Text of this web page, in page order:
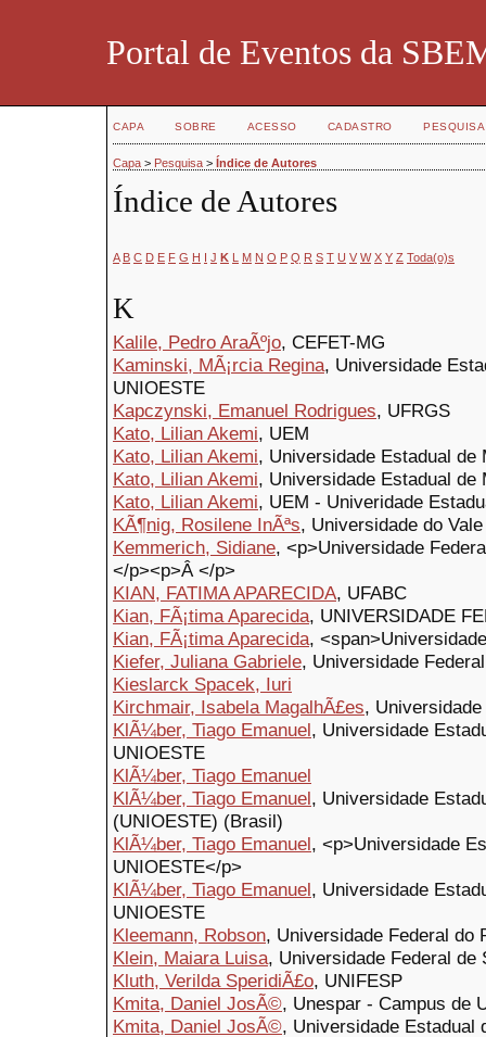
Portal de Eventos da
CAPA SOBRE ACESSO CADASTRO PESQUISA
Capa > Pesquisa > Índice de Autores
Índice de Autores
A B C D E F G H I J K L M N O P Q R S T U V W X Y Z Toda(o)s
K
Kalile, Pedro AraÃºjo, CEFET-MG
Kaminski, MÃ¡rcia Regina, Universidade
UNIOESTE
Kapczynski, Emanuel Rodrigues, UFRGS
Kato, Lilian Akemi, UEM
Kato, Lilian Akemi, Universidade Estadual de
Kato, Lilian Akemi, Universidade Estadual de
Kato, Lilian Akemi, UEM - Univeridade
KÃ¶nig, Rosilene InÃªs, Universidade do
Kemmerich, Sidiane, <p>Universidade
</p><p>Â </p>
KIAN, FATIMA APARECIDA, UFABC
Kian, FÃ¡tima Aparecida, UNIVERSIDADE
Kian, FÃ¡tima Aparecida,
Kiefer, Juliana Gabriele, Universidade
Kieslarck Spacek, Iuri
Kirchmair, Isabela MagalhÃ£es,
KlÃ¼ber, Tiago Emanuel, Universidade
UNIOESTE
KlÃ¼ber, Tiago Emanuel
KlÃ¼ber, Tiago Emanuel, Universidade
(UNIOESTE) (Brasil)
KlÃ¼ber, Tiago Emanuel, <p>Universidade
UNIOESTE</p>
KlÃ¼ber, Tiago Emanuel, Universidade
UNIOESTE
Kleemann, Robson, Universidade Federal do
Klein, Maiara Luisa, Universidade Federal de
Kluth, Verilda SperidiÃ£o, UNIFESP
Kmita, Daniel JosÃ©, Unespar - Campus de
Kmita, Daniel JosÃ©, Universidade Estadual